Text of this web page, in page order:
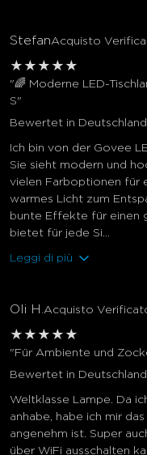
StefanAcquisto
★ ★ ★ ★ ★
"🌈 Moderne LED-
S"
Bewertet in
Ich bin von der Govee
Sie sieht modern und
vielen Farboptionen für
warmes Licht zum
bunte Effekte für einen
bietet für jede Si...
Leggi di più
Oli H. Acquisto
★ ★ ★ ★ ★
"Für Ambiente und
Bewertet in
Weltklasse Lampe. Da
anhabe, habe ich mir
angenehm ist. Super
über WiFi ausschalten